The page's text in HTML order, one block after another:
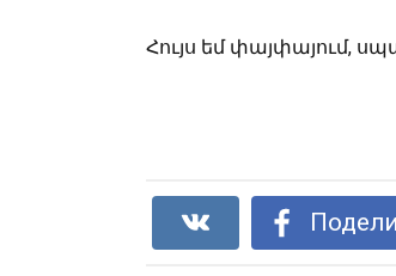
Հույս եմ փայփայում,